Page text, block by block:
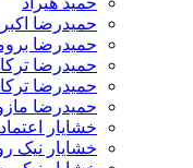
حمیدرضا
حمیدرضا
حمیدرضا
حمیدرضا
حمیدرضا
خشایار
خشایار نیک